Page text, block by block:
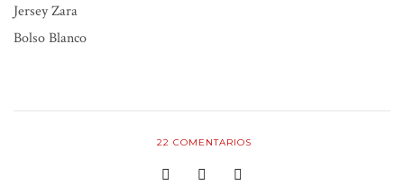
JerseyZara
BolsoBlanco
22 COMENTARIOS